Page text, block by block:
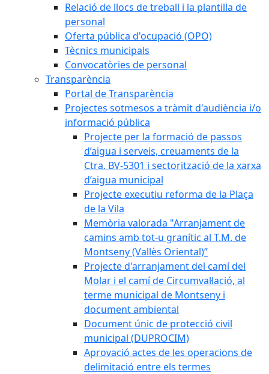
Relació de llocs de treball i la plantilla de
personal
Oferta pública d'ocupació (OPO)
Tècnics municipals
Convocatòries de personal
Transparència
Portal de Transparència
Projectes sotmesos a tràmit d'audiència i/o
informació pública
Projecte per la formació de passos
d’aigua i serveis, creuaments de la
Ctra. BV-5301 i sectorització de la xarxa
d’aigua municipal
Projecte executiu reforma de la Plaça
de la Vila
Memòria valorada "Arranjament de
camins amb tot-u granític al T.M. de
Montseny (Vallès Oriental)”
Projecte d'arranjament del camí del
Molar i el camí de Circumval·lació, al
terme municipal de Montseny i
document ambiental
Document únic de protecció civil
municipal (DUPROCIM)
Aprovació actes de les operacions de
delimitació entre els termes